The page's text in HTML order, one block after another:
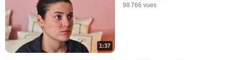
1:37
98 766 vues